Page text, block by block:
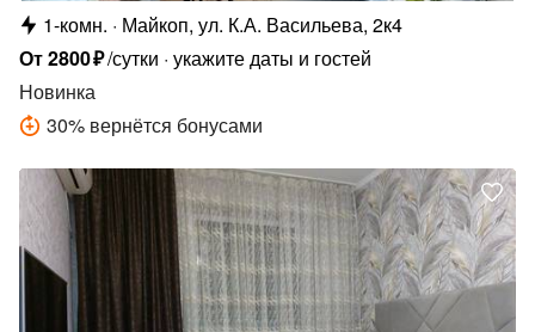
1-комн.
Майкоп, ул. К.А. Васильева, 2к4
От2800₽/сутки укажите даты и гостей
Новинка
30% вернётся бонусами